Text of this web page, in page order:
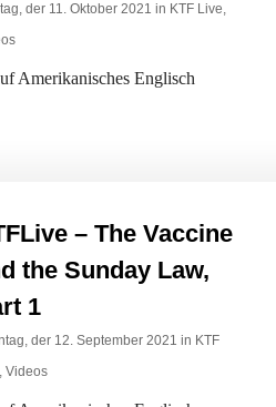
der 11. Oktober 2021 in KTF Live,
Amerikanisches Englisch
– The Vaccine
the Sunday Law,
1
der 12. September 2021 in KTF
, Videos